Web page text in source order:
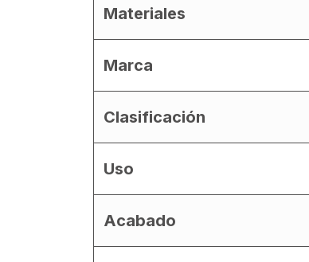
Materiales
Marca
Clasificación
Uso
Acabado